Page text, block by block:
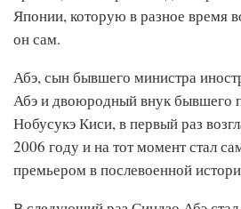
Японии, которую в разное время
он сам.
Абэ, сын бывшего министра
Абэ и двоюродный внук бывшего
Нобусукэ Киси, в первый раз
2006 году и на тот момент стал
премьером в послевоенной